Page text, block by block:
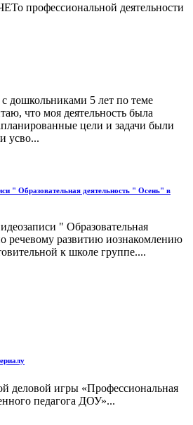
деятельности
дошкольниками 5 лет по теме
что моя деятельность была
цели и задачи были
усво...
" Образовательная деятельность " Осень" в
" Образовательная
речевому развитию иознакомлению
к школе группе....
деловой игры «Профессиональная
педагога ДОУ»...